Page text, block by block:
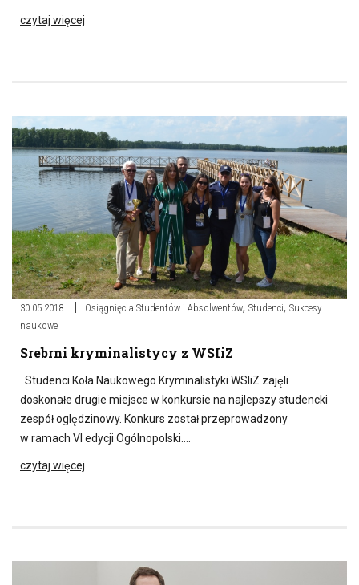
czytaj więcej
30.05.2018 Osiągnięcia Studentów i Absolwentów, Studenci, Sukcesy
naukowe
Srebrni kryminalistycy z WSIiZ
Studenci Koła Naukowego Kryminalistyki WSIiZ zajęli
doskonałe drugie miejsce w konkursie na najlepszy studencki
zespół oględzinowy. Konkurs został przeprowadzony
w ramach VI edycji Ogólnopolski….
czytaj więcej